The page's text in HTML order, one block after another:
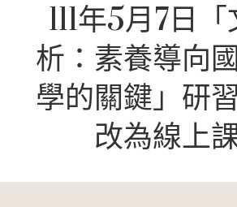
111年5月7日
析：素養導向
學的關鍵」研
改為線上